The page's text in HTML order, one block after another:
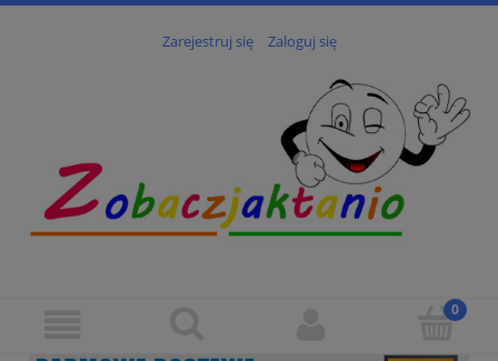
Zarejestruj się Zaloguj się